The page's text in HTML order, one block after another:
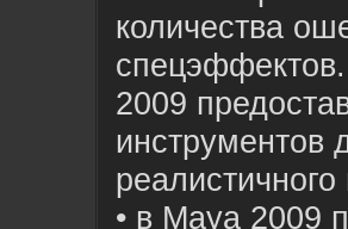
количества
2009
инструментов
• в Maya 2009